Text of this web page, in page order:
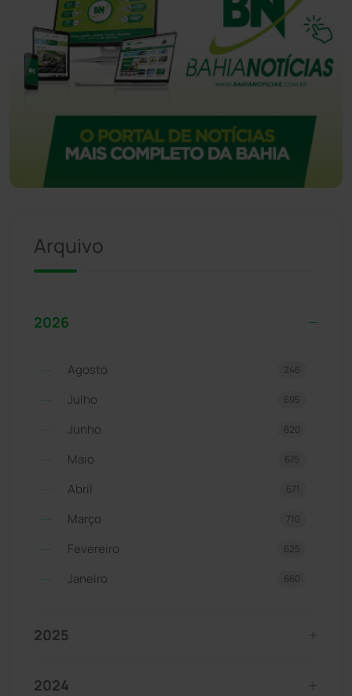
Arquivo
2026
Agosto 246
Julho 695
Junho 620
Maio 675
Abril 671
Março 710
Fevereiro 625
Janeiro 660
2025
2024